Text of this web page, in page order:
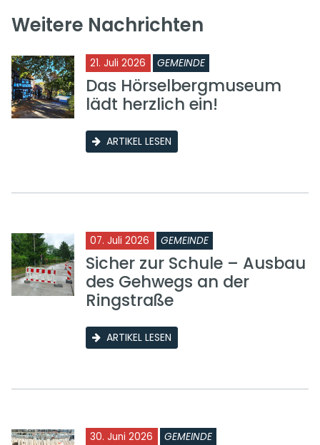
Weitere Nachrichten
21. Juli 2026 GEMEINDE
Das Hörselbergmuseum
lädt herzlich ein!
ARTIKEL LESEN
07. Juli 2026 GEMEINDE
Sicher zur Schule – Ausbau
des Gehwegs an der
Ringstraße
ARTIKEL LESEN
30. Juni 2026 GEMEINDE